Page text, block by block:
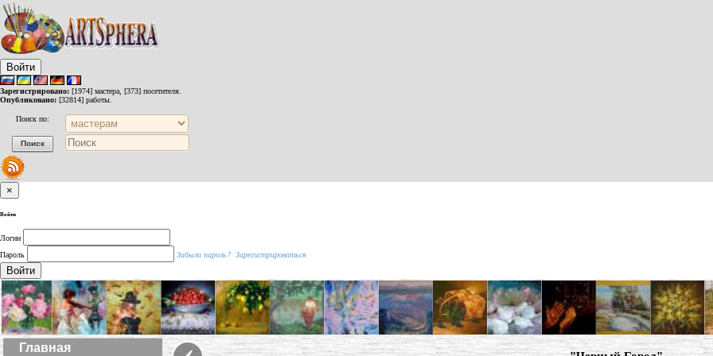
Войти
Зарегистрировано: [1974] мастера, [373] посетителя.
Опубликовано: [32814] работы.
Поиск по:
×
Войти
Логин
Пароль
Забыли пароль? Зарегистрироваться
Войти
Главная